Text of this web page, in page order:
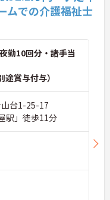
での介護福祉士
勤10回分・諸手当
途賞与付与）
台1-25-17
駅」徒歩11分